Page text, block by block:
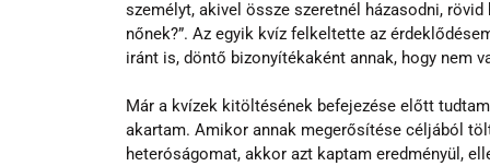
személyt, akivel össze szeretnél házasodni,
nőnek?”. Az egyik kvíz felkeltette az
iránt is, döntő bizonyítékaként annak, hogy nem
Már a kvízek kitöltésének befejezése előtt
akartam. Amikor annak megerősítése céljából
heteróságomat, akkor azt kaptam eredményül,